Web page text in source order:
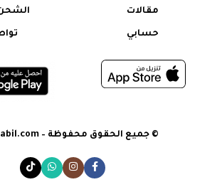
مقالات
حسابي
© جميع الحقوق محفوظة – essambabil.com